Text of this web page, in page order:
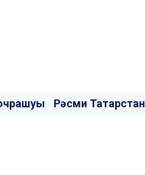
Рәсми Татарстан